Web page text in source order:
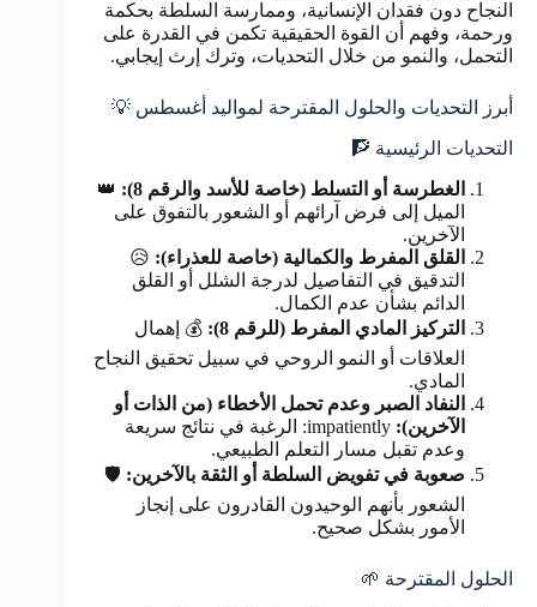
النجاح دون فقدان الإنسانية، وممارسة السلطة بحكمة
ورحمة، وفهم أن القوة الحقيقية تكمن في القدرة على
التحمل، والنمو من خلال التحديات، وترك إرث إيجابي.
أبرز التحديات والحلول المقترحة لمواليد أغسطس 💡
التحديات الرئيسية 🧗
الغطرسة أو التسلط (خاصة للأسد والرقم 8):
👑
الميل إلى فرض آرائهم أو الشعور بالتفوق على
الآخرين.
القلق المفرط والكمالية (خاصة للعذراء): 😥
التدقيق في التفاصيل لدرجة الشلل أو القلق
الدائم بشأن عدم الكمال.
التركيز المادي المفرط (للرقم 8):
💰 إهمال
العلاقات أو النمو الروحي في سبيل تحقيق النجاح
المادي.
النفاد الصبر وعدم تحمل الأخطاء (من الذات أو
الآخرين):
impatiently: الرغبة في نتائج سريعة
وعدم تقبل مسار التعلم الطبيعي.
صعوبة في تفويض السلطة أو الثقة بالآخرين: 🛡️
الشعور بأنهم الوحيدون القادرون على إنجاز
الأمور بشكل صحيح.
الحلول المقترحة 🌱